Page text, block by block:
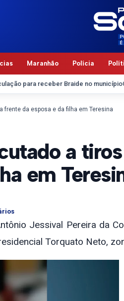
Maranhão Polícia
receber Braide no municípioClube
frente da esposa e da filha em Teresina
a
em
Jessival Pereira da
Torquato Neto,